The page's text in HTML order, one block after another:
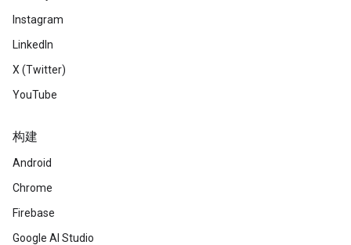
Instagram
LinkedIn
X (Twitter)
YouTube
构建
Android
Chrome
Firebase
Google AI Studio